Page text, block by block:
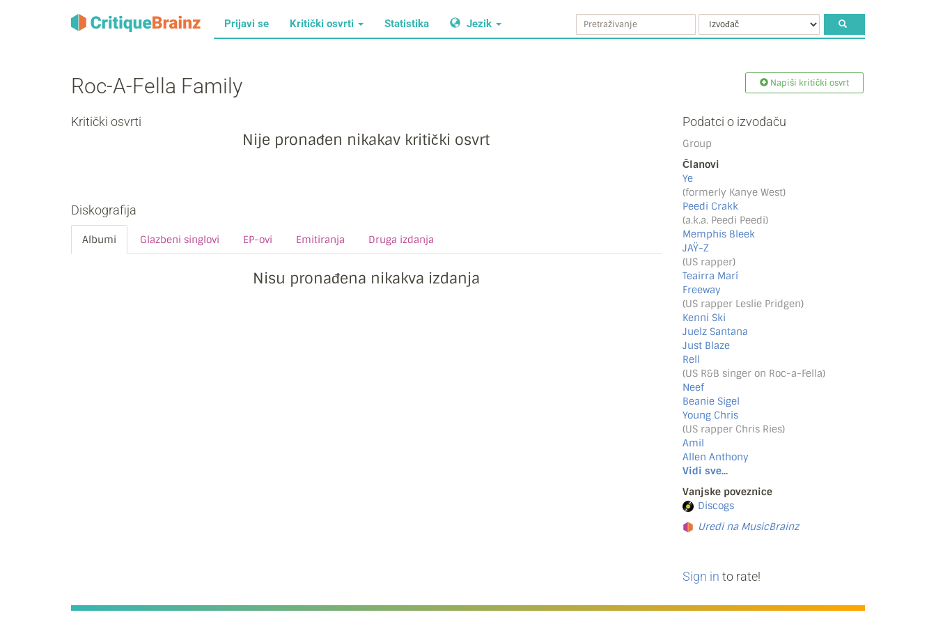
Prijavi se Kritički osvrti Statistika Jezik
Roc-A-Fella Family Napiši kritički osvrt
Kritički osvrti
Nije pronađen nikakav kritički osvrt
Diskografija
Albumi Glazbeni singlovi EP-ovi Emitiranja Druga izdanja
Nisu pronađena nikakva izdanja
Podatci o izvođaču
Group
Članovi
Ye
(formerly Kanye West)
Peedi Crakk
(a.k.a. Peedi Peedi)
Memphis Bleek
JAŸ-Z
(US rapper)
Teairra Marí
Freeway
(US rapper Leslie Pridgen)
Kenni Ski
Juelz Santana
Just Blaze
Rell
(US R&B singer on Roc-a-Fella)
Neef
Beanie Sigel
Young Chris
(US rapper Chris Ries)
Amil
Allen Anthony
Vidi sve...
Vanjske poveznice
Discogs
Uredi na MusicBrainz
Sign in to rate!